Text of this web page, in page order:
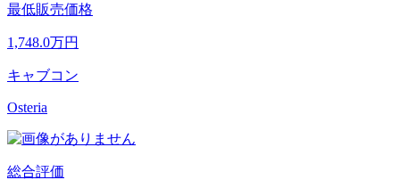
最低販売価格
1,748.0万円
キャブコン
Osteria
総合評価